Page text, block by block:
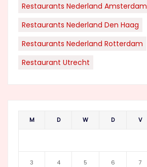
Restaurants Nederland Amsterdam
Restaurants Nederland Den Haag
Restaurants Nederland Rotterdam
Restaurant Utrecht
M D W D V
3 4 5 6 7